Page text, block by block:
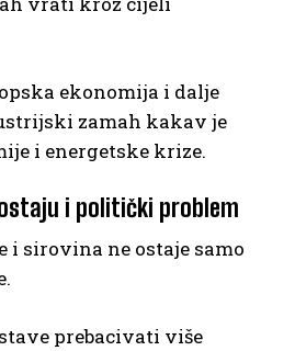
ekonomija i dalje
zamah kakav je
i energetske krize.
i politički problem
i sirovina ne ostaje samo
prebacivati više